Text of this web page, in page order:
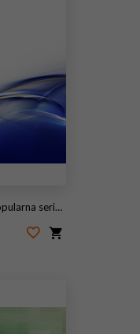
Nice Design